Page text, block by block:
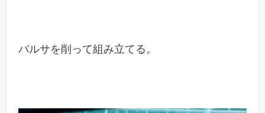
バルサを削って組み立てる。